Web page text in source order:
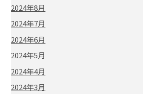
2024年8月
2024年7月
2024年6月
2024年5月
2024年4月
2024年3月